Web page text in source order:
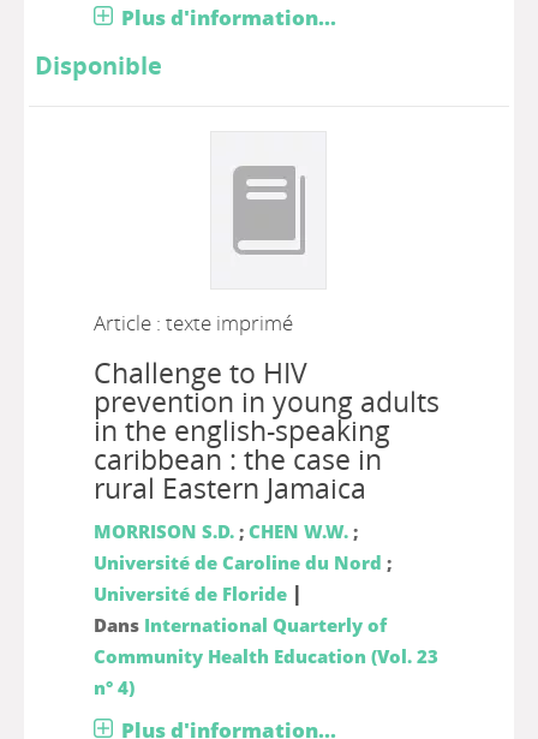
Plus d'information...
Disponible
Article : texte imprimé
Challenge to HIV
prevention in young adults
in the english-speaking
caribbean : the case in
rural Eastern Jamaica
MORRISON S.D.; CHEN W.W.;
Université de Caroline du Nord ;
Université de Floride |
Dans International Quarterly of
Community Health Education (Vol. 23
n° 4)
Plus d'information...